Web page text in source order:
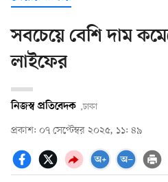
সবচেয়ে বেশি দাম
লাইফের
নিজস্ব প্রতিবেদক ,ঢাকা
প্রকাশ: ০৭ সেপ্টেম্বর ২০২৫, ১১: ৪৯